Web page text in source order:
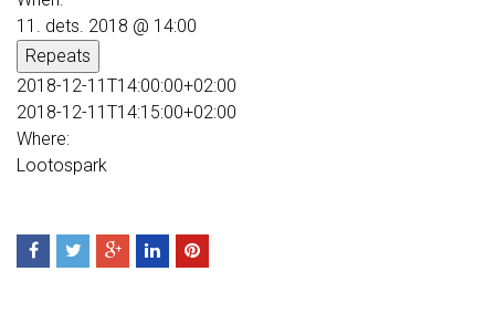
11. dets. 2018 @ 14:00
Repeats
2018-12-11T14:00:00+02:00
2018-12-11T14:15:00+02:00
Where:
Lootospark